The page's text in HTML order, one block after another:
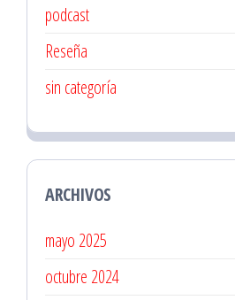
podcast
Reseña
sin categoría
ARCHIVOS
mayo 2025
octubre 2024